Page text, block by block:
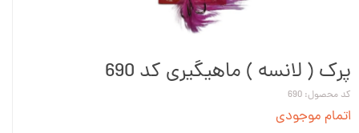
پرک ( لانسه ) ماهیگیری کد 690
کد محصول: 690
اتمام موجودی